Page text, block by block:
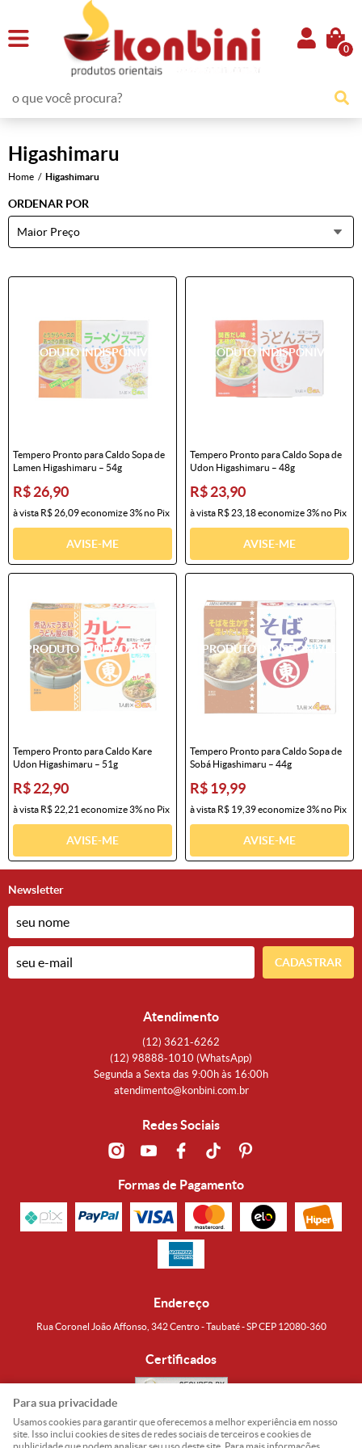
0
Higashimaru
Home Higashimaru
ORDENAR POR
Maior Preço
Tempero Pronto para Caldo Sopa de
Lamen Higashimaru – 54g
R$ 26,90
à vista R$ 26,09economize3%no Pix
AVISE-ME
Tempero Pronto para Caldo Sopa de
Udon Higashimaru – 48g
R$ 23,90
à vista R$ 23,18economize3%no Pix
AVISE-ME
Tempero Pronto para Caldo Kare
Udon Higashimaru – 51g
R$ 22,90
à vista R$ 22,21 economize3%no Pix
AVISE-ME
Tempero Pronto para Caldo Sopa de
Sobá Higashimaru – 44g
R$ 19,99
à vista R$ 19,39economize3%no Pix
AVISE-ME
Newsletter
CADASTRAR
Atendimento
(12) 3621-6262
(12) 98888-1010 (WhatsApp)
Segunda a Sexta das 9:00h às 16:00h
atendimento@konbini.com.br
Redes Sociais
Formas de Pagamento
Endereço
Rua Coronel João Affonso, 342 Centro - Taubaté - SP CEP 12080-360
Certificados
Noguti & Amaral Produtos Orientais LTDA CNPJ: 15.427.609/0001-19
Para sua privacidade
Usamos cookies para garantir que oferecemos a melhor experiência em nosso
site. Isso inclui cookies de sites de redes sociais de terceiros e cookies de